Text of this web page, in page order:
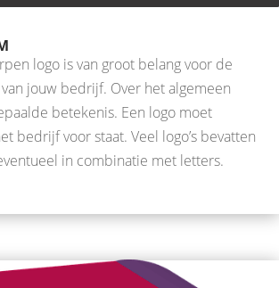
logo is van groot belang voor de
jouw bedrijf. Over het algemeen
betekenis. Een logo moet
bedrijf voor staat. Veel logo’s bevatten
in combinatie met letters.